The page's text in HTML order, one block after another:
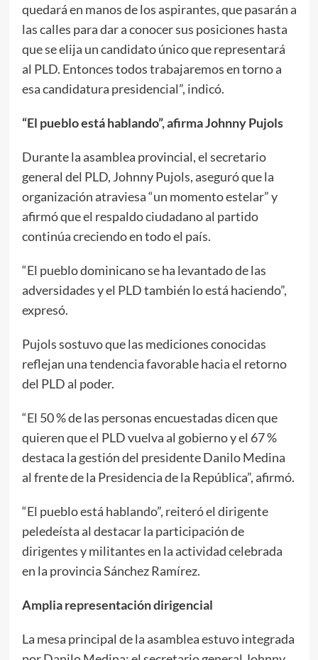
quedará en manos de los aspirantes, que pasarán a
las calles para dar a conocer sus posiciones hasta
que se elija un candidato único que representará
al PLD. Entonces todos trabajaremos en torno a
esa candidatura presidencial”, indicó.
“El pueblo está hablando”, afirma Johnny Pujols
Durante la asamblea provincial, el secretario
general del PLD, Johnny Pujols, aseguró que la
organización atraviesa “un momento estelar” y
afirmó que el respaldo ciudadano al partido
continúa creciendo en todo el país.
“El pueblo dominicano se ha levantado de las
adversidades y el PLD también lo está haciendo”,
expresó.
Pujols sostuvo que las mediciones conocidas
reflejan una tendencia favorable hacia el retorno
del PLD al poder.
“El 50 % de las personas encuestadas dicen que
quieren que el PLD vuelva al gobierno y el 67 %
destaca la gestión del presidente Danilo Medina
al frente de la Presidencia de la República”, afirmó.
“El pueblo está hablando”, reiteró el dirigente
peledeísta al destacar la participación de
dirigentes y militantes en la actividad celebrada
en la provincia Sánchez Ramírez.
Amplia representación dirigencial
La mesa principal de la asamblea estuvo integrada